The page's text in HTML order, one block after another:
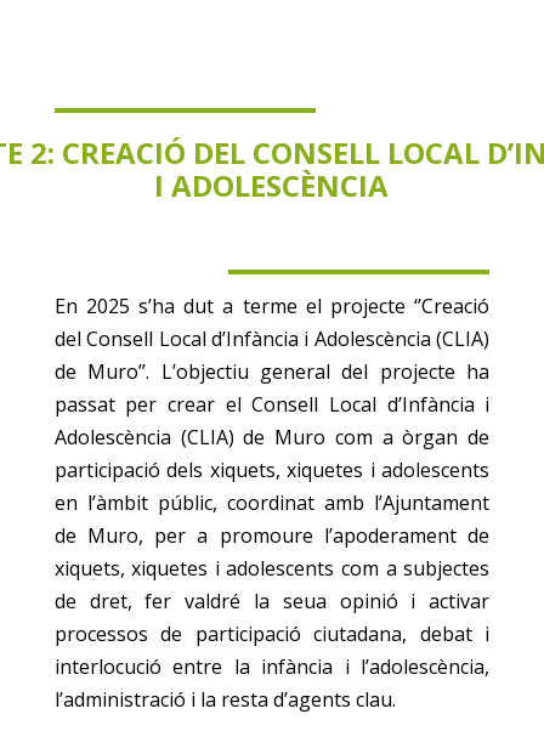
2: CREACIÓ DEL CONSELL LOCAL
I ADOLESCÈNCIA
En 2025 s’ha dut a terme el projecte ‘’Creació
del Consell Local d’Infància i Adolescència (CLIA)
de Muro’’. L’objectiu general del projecte ha
passat per crear el Consell Local d’Infància i
Adolescència (CLIA) de Muro com a òrgan de
participació dels xiquets, xiquetes i adolescents
en l’àmbit públic, coordinat amb l’Ajuntament
de Muro, per a promoure l’apoderament de
xiquets, xiquetes i adolescents com a subjectes
de dret, fer valdré la seua opinió i activar
processos de participació ciutadana, debat i
interlocució entre la infància i l’adolescència,
l’administració i la resta d’agents clau.